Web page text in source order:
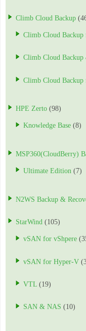
Climb Cloud Backup
Climb Cloud Backup
Climb Cloud
Climb Cloud
HPE Zerto (98)
Knowledge Base (8)
MSP360(CloudBerry)
Ultimate Edition (7)
N2WS Backup &
StarWind (105)
vSAN for vShpere
vSAN for Hyper-V
VTL (19)
SAN & NAS (10)